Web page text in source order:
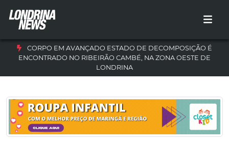
CORPO EM AVANÇADO ESTADO DE DECOMPOSIÇÃO É
ENCONTRADO NO RIBEIRÃO CAMBÉ, NA ZONA OESTE DE
LONDRINA